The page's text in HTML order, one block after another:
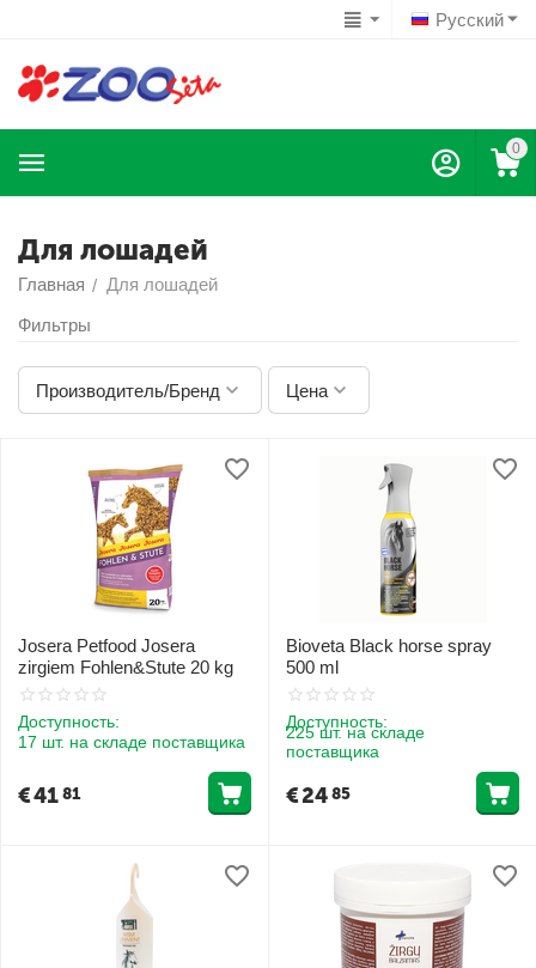
Русский
0
Для лошадей
Главная / Для лошадей
Фильтры
Производитель/Бренд Цена
Josera Petfood Josera
zirgiem Fohlen&Stute 20 kg
Доступность:
17 шт. на складе поставщика
€4181
Bioveta Black horse spray
500 ml
Доступность:
225 шт. на складе
поставщика
€2485